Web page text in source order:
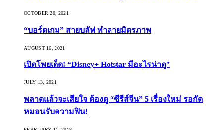
OCTOBER 20, 2021
“บอร์ดเกม” สายบลัฟ ทำลายมิตรภาพ
AUGUST 16, 2021
เปิดโพยเด็ด! “Disney+ Hotstar มีอะไรน่าดู”
JULY 13, 2021
พลาดแล้วจะเสียใจ ต้องดู “ซีรีส์จีน” 5 เรื่องใหม่ รอกัด
หมอนรับความฟิน!